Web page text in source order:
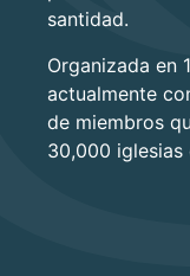
santidad.
Organizada en
actualmente
de miembros
30,000 iglesias